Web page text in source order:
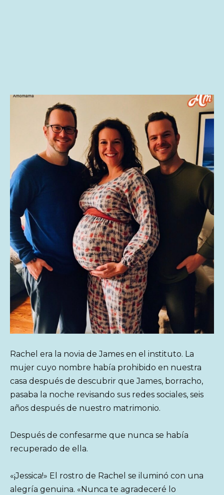
Rachel era la novia de James en el instituto. La
mujer cuyo nombre había prohibido en nuestra
casa después de descubrir que James, borracho,
pasaba la noche revisando sus redes sociales, seis
años después de nuestro matrimonio.
Después de confesarme que nunca se había
recuperado de ella.
«¡Jessica!» El rostro de Rachel se iluminó con una
alegría genuina. «Nunca te agradeceré lo